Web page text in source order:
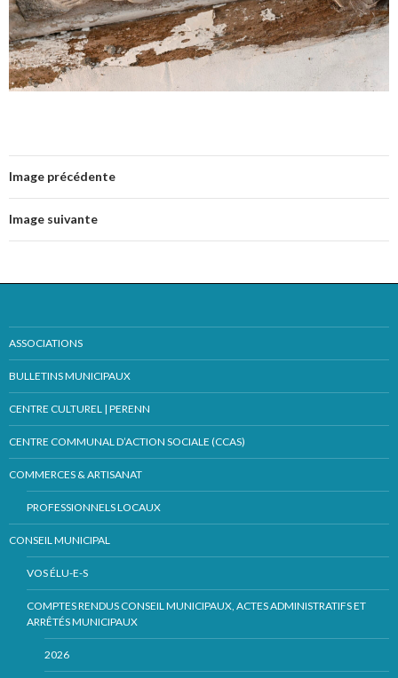
Image précédente
Image suivante
ASSOCIATIONS
BULLETINS MUNICIPAUX
CENTRE CULTUREL | PERENN
CENTRE COMMUNAL D’ACTION SOCIALE (CCAS)
COMMERCES & ARTISANAT
PROFESSIONNELS LOCAUX
CONSEIL MUNICIPAL
VOS ÉLU-E-S
COMPTES RENDUS CONSEIL MUNICIPAUX, ACTES ADMINISTRATIFS ET
ARRÊTÉS MUNICIPAUX
2026